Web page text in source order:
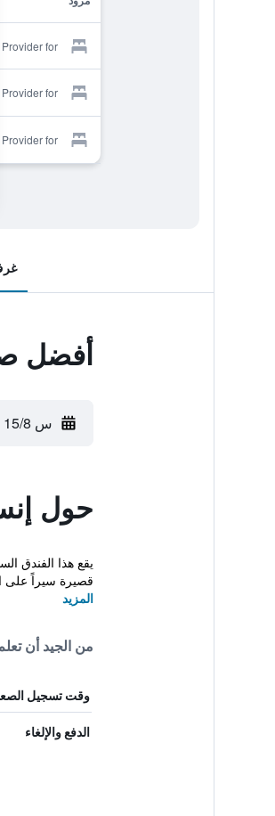
Provider for إنسومنيا أكاساكا
Provider for إنسومنيا أكاساكا
Provider for إنسومنيا أكاساكا
أفضل
س 15/8
حول
قصيرة سيراً على
المزيد
من الجيد أن
وقت تسجيل
الدفع والإلغاء